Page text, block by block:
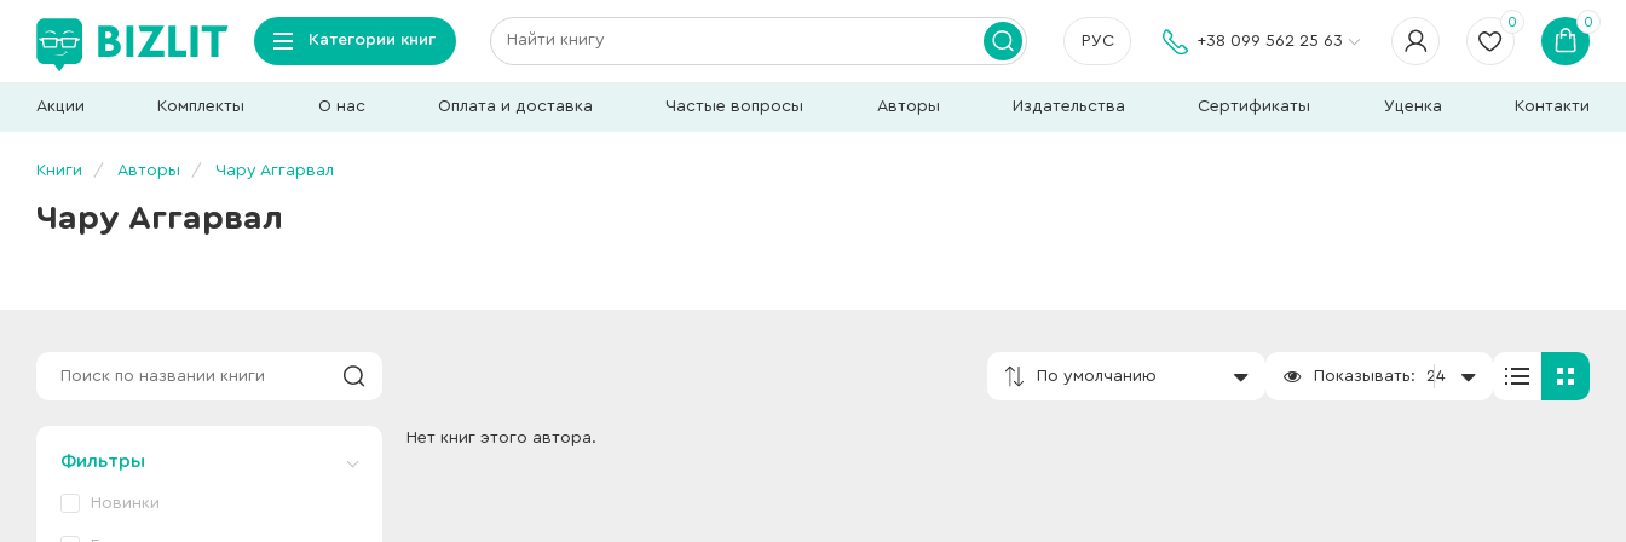
Категории книг РУС +38 099 562 25 63
0 0
Акции Комплекты О нас Оплата и доставка Частые вопросы Авторы Издательства Сертификаты Уценка Контакти
Книги Авторы Чару Аггарвал
Чару Аггарвал
По умолчанию Показывать: 24
Фильтры
Новинки
Нет книг этого автора.